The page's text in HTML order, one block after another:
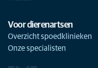
Voor dierenartsen
Overzicht spoedklinieken
Onze specialisten